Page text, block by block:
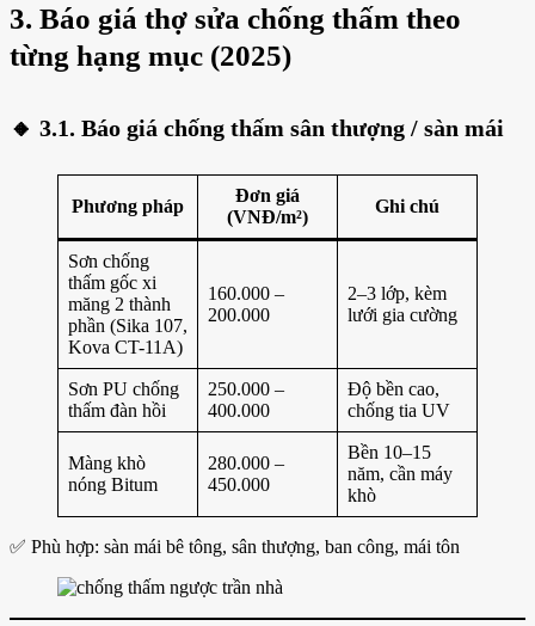
3. Báo giá thợ sửa chống thấm theo
từng hạng mục (2025)
🔸 3.1. Báo giá chống thấm sân thượng / sàn mái
Phương pháp
Đơn giá
(VNĐ/m²)
Ghi chú
Sơn chống
thấm gốc xi
măng 2 thành
phần (Sika 107,
Kova CT-11A)
160.000 –
200.000
2–3 lớp, kèm
lưới gia cường
Sơn PU chống
thấm đàn hồi
250.000 –
400.000
Độ bền cao,
chống tia UV
Màng khò
nóng Bitum
280.000 –
450.000
Bền 10–15
năm, cần máy
khò
✅ Phù hợp: sàn mái bê tông, sân thượng, ban công, mái tôn